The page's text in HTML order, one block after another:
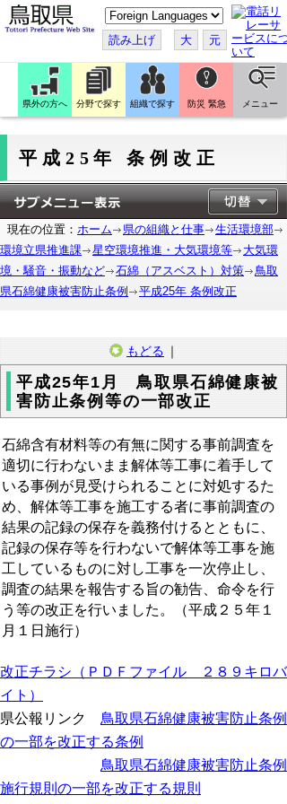
こ
の
ペ
ー
ジ
翻
訳
す
読み上げ 大 元
県外の方へ 分野で探す 組織で探す 防災 緊急 メニュー
平成25年 条例改正
現在の位置： ホーム 県の組織と仕事
生活環境部
環境立県推進課
星空環境推進・大気環境等
大気環
境・騒音・振動など
石綿（アスベスト）対策
鳥取
県石綿健康被害防止条例
平成25年 条例改正
もどる ｜
平成25年1月 鳥取県石綿健康被
害防止条例等の一部改正
石綿含有材料等の有無に関する事前調査を
適切に行わないまま解体等工事に着手して
いる事例が見受けられることに対処するた
め、解体等工事を施工する者に事前調査の
結果の記録の保存を義務付けるとともに、
記録の保存等を行わないで解体等工事を施
工しているものに対し工事を一次停止し、
調査の結果を報告する旨の勧告、命令を行
う等の改正を行いました。（平成２５年１
月１日施行）
改正チラシ（ＰＤＦファイル ２８９キロバ
イト）
県公報リンク 鳥取県石綿健康被害防止条例
の一部を改正する条例
鳥取県石綿健康被害防止条例
施行規則の一部を改正する規則